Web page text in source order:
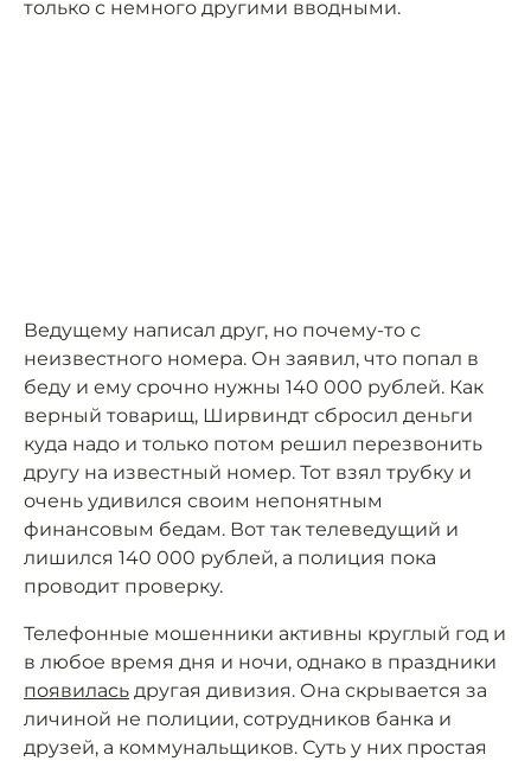
только с немного другими вводными.
Ведущему написал друг, но почему-то с
неизвестного номера. Он заявил, что попал в
беду и ему срочно нужны 140 000 рублей. Как
верный товарищ, Ширвиндт сбросил деньги
куда надо и только потом решил перезвонить
другу на известный номер. Тот взял трубку и
очень удивился своим непонятным
финансовым бедам. Вот так телеведущий и
лишился 140 000 рублей, а полиция пока
проводит проверку.
Телефонные мошенники активны круглый год и
в любое время дня и ночи, однако в праздники
появилась другая дивизия. Она скрывается за
личиной не полиции, сотрудников банка и
друзей, а коммунальщиков. Суть у них простая